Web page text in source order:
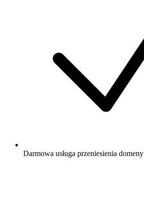
Darmowa usługa przeniesienia domeny